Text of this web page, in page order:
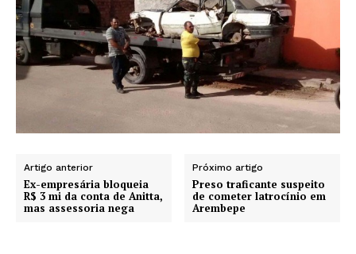
Artigo anterior
Ex-empresária bloqueia
R$ 3 mi da conta de Anitta,
mas assessoria nega
Próximo artigo
Preso traficante suspeito
de cometer latrocínio em
Arembepe